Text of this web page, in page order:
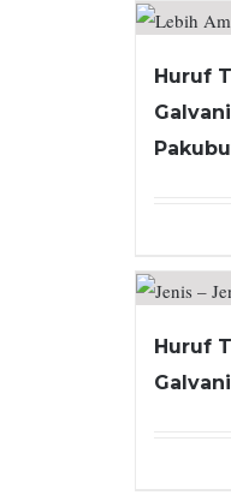
Huruf
Huruf